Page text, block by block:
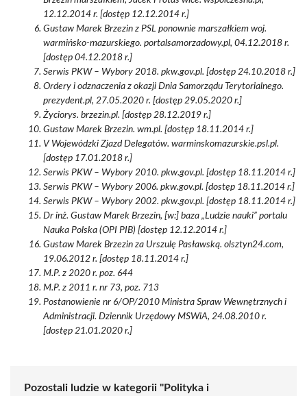
12.12.2014 r. [dostęp 12.12.2014 r.]
Gustaw Marek Brzezin z PSL ponownie marszałkiem woj.
warmińsko-mazurskiego. portalsamorzadowy.pl, 04.12.2018 r.
[dostęp 04.12.2018 r.]
Serwis PKW – Wybory 2018. pkw.gov.pl. [dostęp 24.10.2018 r.]
Ordery i odznaczenia z okazji Dnia Samorządu Terytorialnego.
prezydent.pl, 27.05.2020 r. [dostęp 29.05.2020 r.]
Życiorys. brzezin.pl. [dostęp 28.12.2019 r.]
Gustaw Marek Brzezin. wm.pl. [dostęp 18.11.2014 r.]
V Wojewódzki Zjazd Delegatów. warminskomazurskie.psl.pl.
[dostęp 17.01.2018 r.]
Serwis PKW – Wybory 2010. pkw.gov.pl. [dostęp 18.11.2014 r.]
Serwis PKW – Wybory 2006. pkw.gov.pl. [dostęp 18.11.2014 r.]
Serwis PKW – Wybory 2002. pkw.gov.pl. [dostęp 18.11.2014 r.]
Dr inż. Gustaw Marek Brzezin, [w:] baza „Ludzie nauki” portalu
Nauka Polska (OPI PIB) [dostęp 12.12.2014 r.]
Gustaw Marek Brzezin za Urszulę Pasławską. olsztyn24.com,
19.06.2012 r. [dostęp 18.11.2014 r.]
M.P. z 2020 r. poz. 644
M.P. z 2011 r. nr 73, poz. 713
Postanowienie nr 6/OP/2010 Ministra Spraw Wewnętrznych i
Administracji. Dziennik Urzędowy MSWiA, 24.08.2010 r.
[dostęp 21.01.2020 r.]
Pozostali ludzie w kategorii "Polityka i